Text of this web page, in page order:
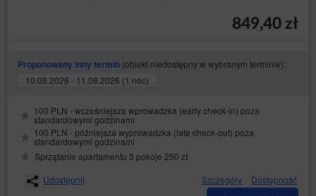
849,40 zł
Proponowany inny termin (obiekt niedostępny w wybranym terminie):
10.08.2026 - 11.08.2026 (1 noc)
100 PLN - wcześniejsza wprowadzka (early check-in) poza
standardowymi godzinami
100 PLN - późniejsza wyprowadzka (late check-out) poza
standardowymi godzinami
Sprzątanie apartamentu 3 pokoje 250 zł
Udostępnij
Szczegóły Dostępność